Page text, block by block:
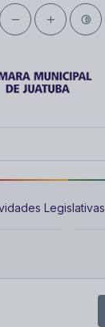
Legislativas